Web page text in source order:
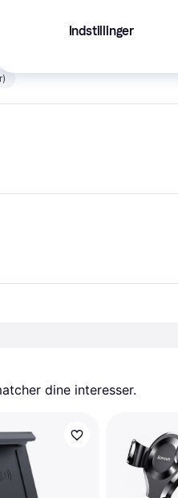
dine interesser.
Indstillinger